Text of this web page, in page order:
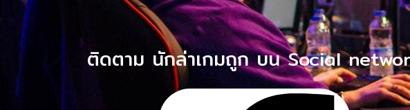
ติดตาม นักล่าเกมถูก บน Social